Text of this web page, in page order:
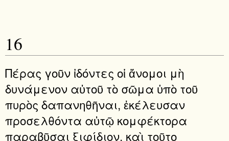
16
Πέρας γοῦν ἰδόντες οἱ ἄνομοι μὴ
δυνάμενον αὐτοῦ τὸ σῶμα ὑπὸ τοῦ
πυρὸς δαπανηθῆναι, ἐκέλευσαν
προσελθόντα αὐτῷ κομφέκτορα
παραβῦσαι ξιφίδιον. καὶ τοῦτο